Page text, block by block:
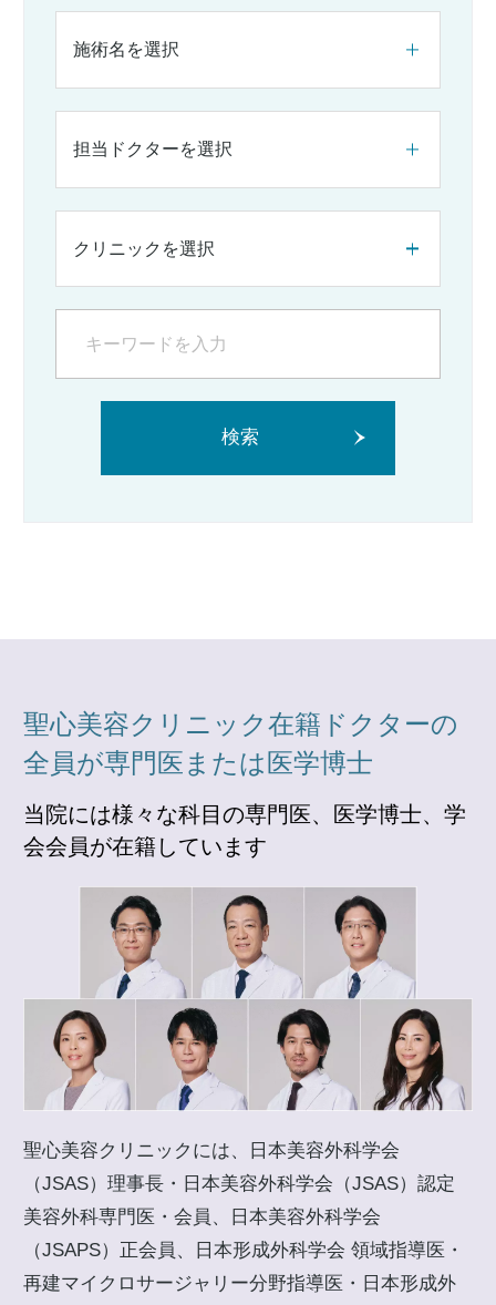
施術名を選択
担当ドクターを選択
クリニックを選択
検索
聖心美容クリニック在籍ドクターの
全員が専門医または医学博士
当院には様々な科目の専門医、医学博士、学
会会員が在籍しています
聖心美容クリニックには、日本美容外科学会
（JSAS）理事長・日本美容外科学会（JSAS）認定
美容外科専門医・会員、日本美容外科学会
（JSAPS）正会員、日本形成外科学会 領域指導医・
再建マイクロサージャリー分野指導医・日本形成外